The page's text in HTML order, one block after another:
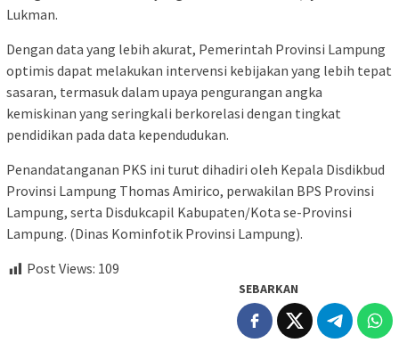
Lukman.
​Dengan data yang lebih akurat, Pemerintah Provinsi Lampung
optimis dapat melakukan intervensi kebijakan yang lebih tepat
sasaran, termasuk dalam upaya pengurangan angka
kemiskinan yang seringkali berkorelasi dengan tingkat
pendidikan pada data kependudukan.
​Penandatanganan PKS ini turut dihadiri oleh Kepala Disdikbud
Provinsi Lampung Thomas Amirico, perwakilan BPS Provinsi
Lampung, serta Disdukcapil Kabupaten/Kota se-Provinsi
Lampung. (Dinas Kominfotik Provinsi Lampung).
Post Views: 109
SEBARKAN